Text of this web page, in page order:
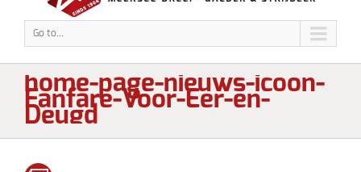
Go to...
home-page-nieuws-icoon-
Fanfare-Voor-Eer-en-
Deugd